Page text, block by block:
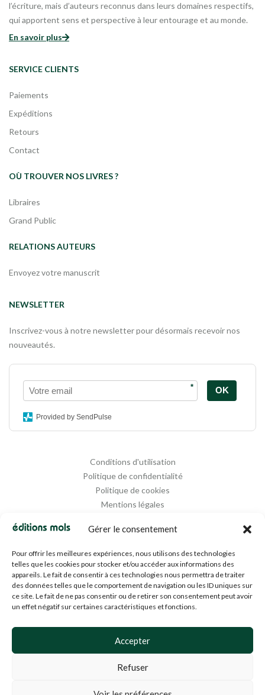
Gérer le consentement
Pour offrir les meilleures expériences, nous utilisons des technologies
telles que les cookies pour stocker et/ou accéder aux informations des
appareils. Le fait de consentir à ces technologies nous permettra de traiter
des données telles que le comportement de navigation ou les ID uniques sur
ce site. Le fait de ne pas consentir ou de retirer son consentement peut avoir
un effet négatif sur certaines caractéristiques et fonctions.
Accepter
Refuser
l’écriture, mais d’auteurs reconnus dans leurs domaines respectifs,
qui apportent sens et perspective à leur entourage et au monde.
En savoir plus
SERVICE CLIENTS
Paiements
Expéditions
Retours
Contact
OÙ TROUVER NOS LIVRES ?
Libraires
Grand Public
RELATIONS AUTEURS
Envoyez votre manuscrit
NEWSLETTER
Inscrivez-vous à notre newsletter pour désormais recevoir nos
nouveautés.
* OK
Provided by SendPulse
Conditions d'utilisation
Politique de confidentialité
Politique de cookies
Mentions légales
Agence Media 112